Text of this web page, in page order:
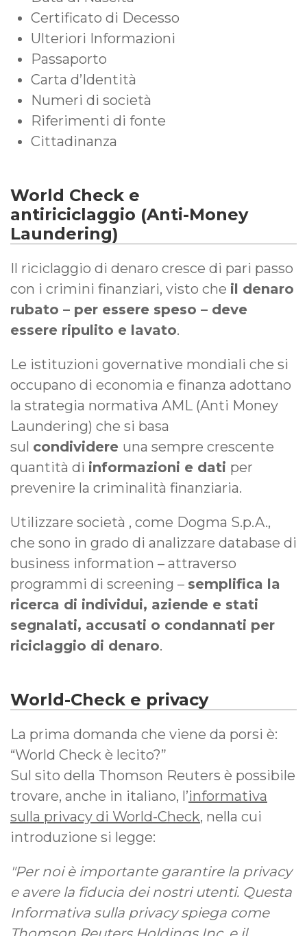
Certificato di Decesso
Ulteriori Informazioni
Passaporto
Carta d’Identità
Numeri di società
Riferimenti di fonte
Cittadinanza
World Check e
antiriciclaggio (Anti-Money
Laundering)
Il riciclaggio di denaro cresce di pari passo
con i crimini finanziari, visto che il denaro
rubato – per essere speso – deve
essere ripulito e lavato.
Le istituzioni governative mondiali che si
occupano di economia e finanza adottano
la strategia normativa AML (Anti Money
Laundering) che si basa
sul condividere una sempre crescente
quantità di informazioni e dati per
prevenire la criminalità finanziaria.
Utilizzare società , come Dogma S.p.A.,
che sono in grado di analizzare database di
business information – attraverso
programmi di screening – semplifica la
ricerca di individui, aziende e stati
segnalati, accusati o condannati per
riciclaggio di denaro.
World-Check e privacy
La prima domanda che viene da porsi è:
“World Check è lecito?”
Sul sito della Thomson Reuters è possibile
trovare, anche in italiano, l’informativa
sulla privacy di World-Check, nella cui
introduzione si legge:
"Per noi è importante garantire la privacy
e avere la fiducia dei nostri utenti. Questa
Informativa sulla privacy spiega come